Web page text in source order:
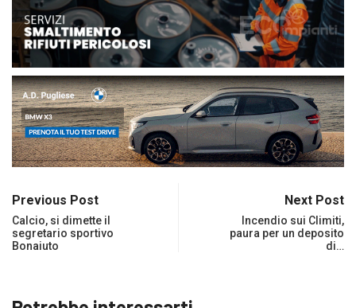
Previous Post
Calcio, si dimette il
segretario sportivo
Bonaiuto
Next Post
Incendio sui Climiti,
paura per un deposito
di…